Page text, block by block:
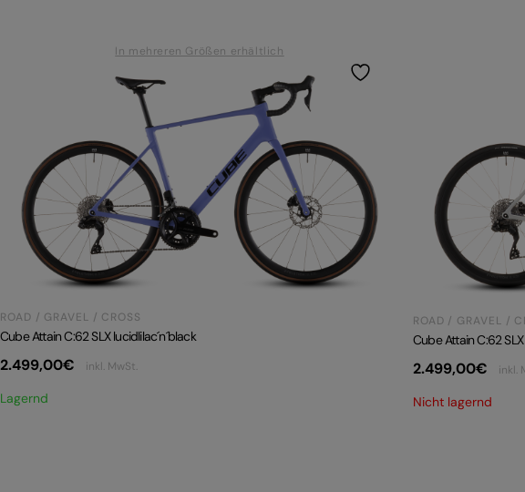
In mehreren Größen erhältlich
ROAD / GRAVEL / CROSS
Cube Attain C:62 SLX lucidlilac´n´black
2.499,00€ inkl. MwSt.
Lagernd
ROAD / GRAVEL /
Cube Attain C:62
2.499,00€ inkl.
Nicht lagernd